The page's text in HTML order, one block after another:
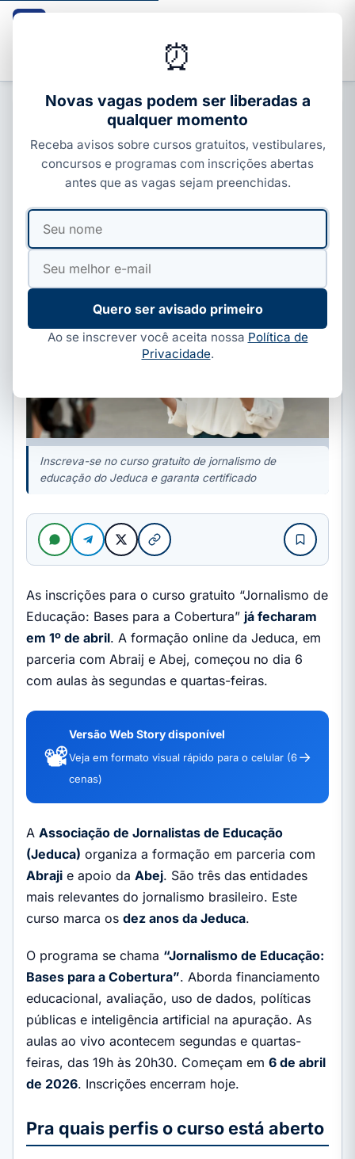
CONCURSOS ESTADUAIS
Curso gratuito de jornalismo online
começa em abril; veja como se
inscrever
PorPaloma Guedes
Inscreva-se no curso gratuito de jornalismo de
educação do Jeduca e garanta certificado
As inscrições para o curso gratuito “Jornalismo de
Educação: Bases para a Cobertura” já fecharam
em 1º de abril. A formação online da Jeduca, em
parceria com Abraij e Abej, começou no dia 6
com aulas às segundas e quartas-feiras.
📽️
Versão Web Story disponível
Veja em formato visual rápido para o celular (6
cenas)
→
A Associação de Jornalistas de Educação
(Jeduca) organiza a formação em parceria com
Abraji e apoio da Abej. São três das entidades
mais relevantes do jornalismo brasileiro. Este
curso marca os dez anos da Jeduca.
O programa se chama “Jornalismo de Educação:
Bases para a Cobertura”. Aborda financiamento
educacional, avaliação, uso de dados, políticas
públicas e inteligência artificial na apuração. As
aulas ao vivo acontecem segundas e quartas-
feiras, das 19h às 20h30. Começam em 6 de abril
de 2026. Inscrições encerram hoje.
Pra quais perfis o curso está aberto
⏰
Novas vagas podem ser liberadas a
qualquer momento
Receba avisos sobre cursos gratuitos, vestibulares,
concursos e programas com inscrições abertas
antes que as vagas sejam preenchidas.
Seu
nome
Seu
mail
Quero ser avisado primeiro
Ao se inscrever você aceita nossa Política de
Privacidade.